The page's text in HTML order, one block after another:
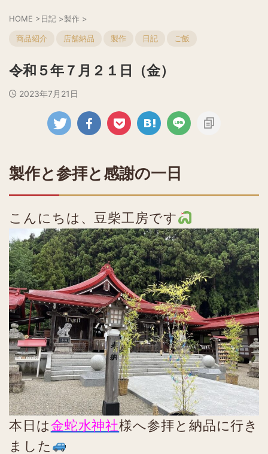
HOME >日記 >製作 >
商品紹介 店舗納品 製作 日記 ご飯
令和５年７月２１日（金）
2023年7月21日
製作と参拝と感謝の一日
こんにちは、豆柴工房です
本日は金蛇水神社様へ参拝と納品に行き
ました